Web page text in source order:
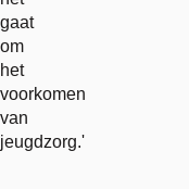
gaat
om
het
voorkomen
van
jeugdzorg.'